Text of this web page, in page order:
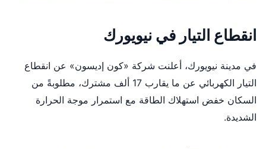
انقطاع التيار في نيويورك
في مدينة نيويورك، أعلنت شركة «كون إديسون» عن انقطاع
التيار الكهربائي عن ما يقارب 17 ألف مشترك، مطلوبةً من
السكان خفض استهلاك الطاقة مع استمرار موجة الحرارة
الشديدة.